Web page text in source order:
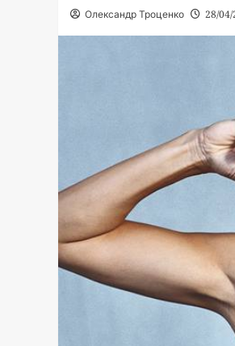
Олександр Троценко 28/04/